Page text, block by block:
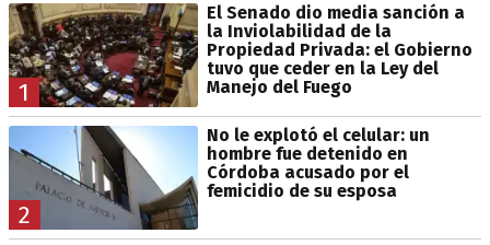
1
El Senado dio media sanción a
la Inviolabilidad de la
Propiedad Privada: el Gobierno
tuvo que ceder en la Ley del
Manejo del Fuego
2
No le explotó el celular: un
hombre fue detenido en
Córdoba acusado por el
femicidio de su esposa